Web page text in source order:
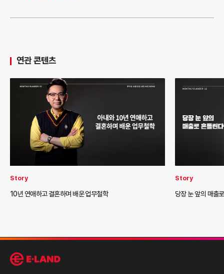
연관 콘텐츠
Story
10년 연애하고 결혼하며 배운 업무철학
Story
당장 눈 앞의 매출